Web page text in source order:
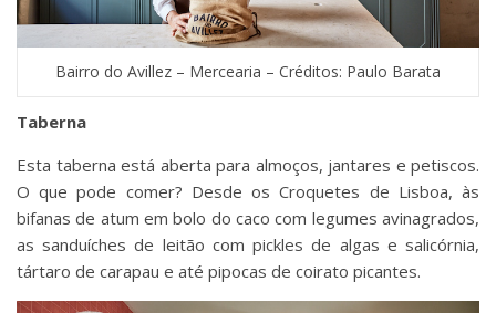
Bairro do Avillez – Mercearia – Créditos: Paulo Barata
Taberna
Esta taberna está aberta para almoços, jantares e petiscos.
O que pode comer? Desde os Croquetes de Lisboa, às
bifanas de atum em bolo do caco com legumes avinagrados,
as sanduíches de leitão com pickles de algas e salicórnia,
tártaro de carapau e até pipocas de coirato picantes.